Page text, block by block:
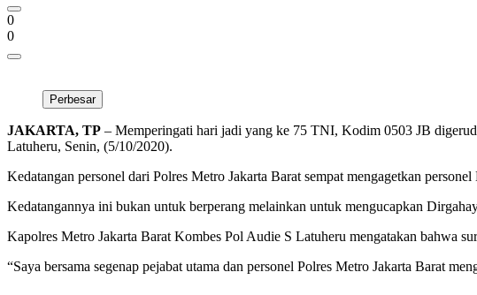
0
0
Perbesar
JAKARTA, TP – Memperingati hari jadi yang ke 75 TNI, Kodim 0503 JB
Latuheru, Senin, (5/10/2020).
Kedatangan personel dari Polres Metro Jakarta Barat sempat mengagetkan
Kedatangannya ini bukan untuk berperang melainkan untuk mengucapkan
Kapolres Metro Jakarta Barat Kombes Pol Audie S Latuheru mengatakan bahwa
“Saya bersama segenap pejabat utama dan personel Polres Metro Jakarta Barat